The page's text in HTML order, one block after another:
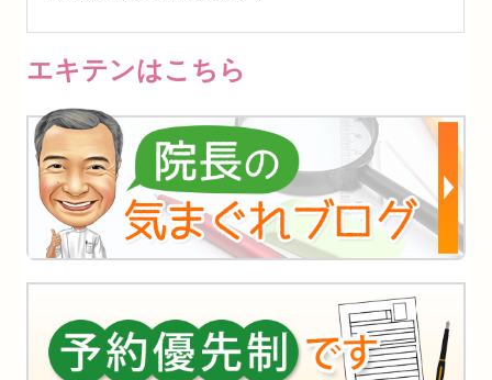
エキテンはこちら